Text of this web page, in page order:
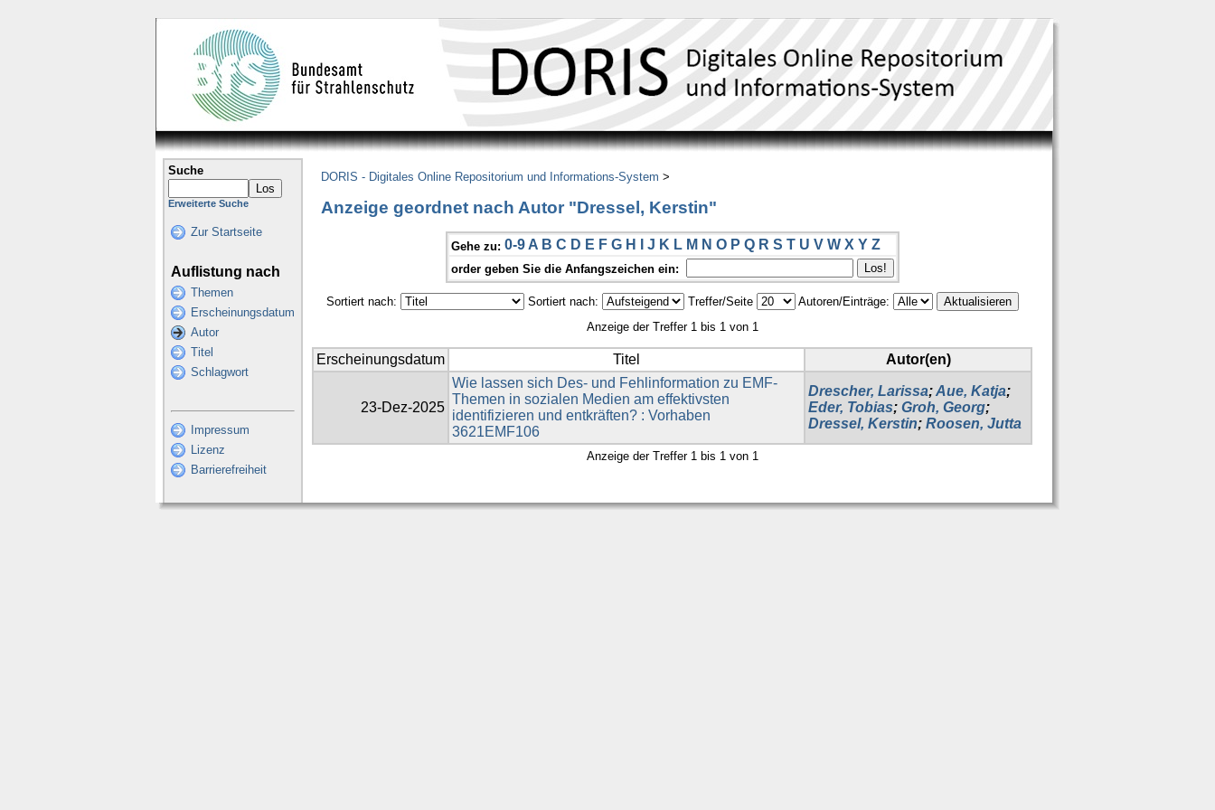
Suche
Erweiterte Suche
Zur Startseite
Auflistung nach
Themen
Erscheinungsdatum
Autor
Titel
Schlagwort
Impressum
Lizenz
Barrierefreiheit
DORIS - Digitales Online Repositorium und Informations-System >
Anzeige geordnet nach Autor "Dressel, Kerstin"
Gehe zu: 0-9 A B C D E F G H J K L M N O P Q R S T U V W X Y Z
order geben Sie die Anfangszeichen ein:
Sortiert nach: Sortiert nach: Treffer/Seite
Autoren/Einträge:
Anzeige der Treffer 1 bis 1 von 1
Erscheinungsdatum Titel Autor(en)
23-Dez-2025
Wie lassen sich Des- und Fehlinformation zu EMF-
Themen in sozialen Medien am effektivsten
identifizieren und entkräften? : Vorhaben
3621EMF106
Drescher, Larissa;Aue, Katja;
Eder, Tobias; Groh, Georg;
Dressel, Kerstin; Roosen, Jutta
Anzeige der Treffer 1 bis 1 von 1